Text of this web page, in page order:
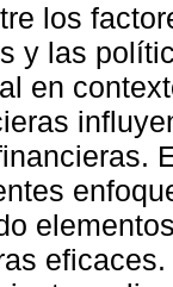
los
y las
en